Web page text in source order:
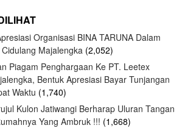
Organisasi BINA TARUNA Dalam
Majalengka (2,052)
Piagam Penghargaan Ke PT. Leetex
Bentuk Apresiasi Bayar Tunjangan
Waktu (1,740)
Kulon Jatiwangi Berharap Uluran Tangan
Yang Ambruk !!! (1,668)